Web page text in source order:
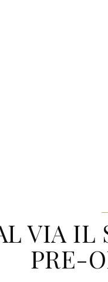
VIA IL
PRE-